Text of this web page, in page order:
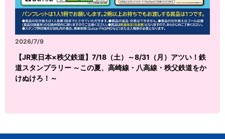
2026/7/9
【JR東日本×秩父鉄道】7/18（土）～8/31（月）アツい！鉄
道スタンプラリー ～この夏、高崎線・八高線・秩父鉄道をか
けぬけろ！～